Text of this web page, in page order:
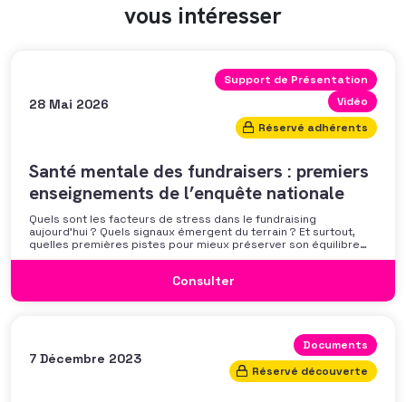
vous intéresser
28 Mai 2026
Support de Présentation
Vidéo
Réservé adhérents
Santé mentale des fundraisers : premiers
enseignements de l’enquête nationale
Quels sont les facteurs de stress dans le fundraising
aujourd’hui ? Quels signaux émergent du terrain ? Et surtout,
quelles premières pistes pour mieux préserver son équilibre
professionnel ? L’AFF vous propose un webinaire pour découvrir
discussion autour des mécanismes
Consulter
7 Décembre 2023
Documents
Réservé découverte